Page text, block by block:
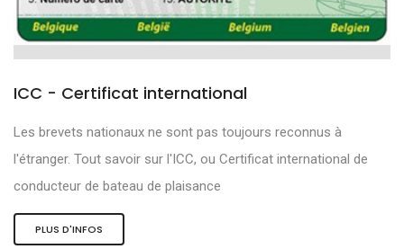
ICC - Certificat international
Les brevets nationaux ne sont pas toujours reconnus à
l'étranger. Tout savoir sur l'ICC, ou Certificat international de
conducteur de bateau de plaisance
PLUS D'INFOS